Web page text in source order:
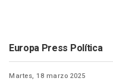
Europa Press Política
Martes, 18 marzo 2025